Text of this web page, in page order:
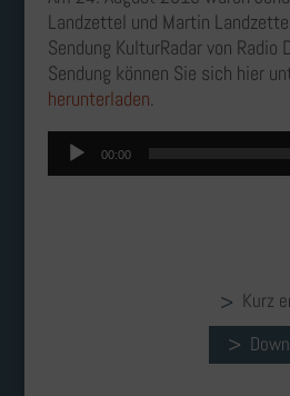
Landzettel und Martin
Sendung KulturRadar von Radio
Sendung können Sie sich hier
herunterladen.
Audio-
Player
00:00
Kurz